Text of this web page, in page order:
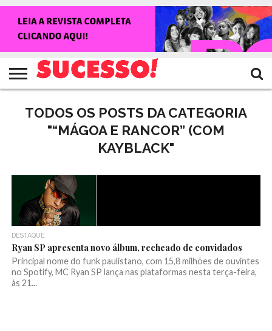
NOTÍCIAS
SHOWS
ENTREVISTAS
CLIQUES
RANKING
CROWLEY
TV
SUCESSO!
REVISTA
SUCESSO!
TODOS OS POSTS DA CATEGORIA
"“MÁGOA E RANCOR” (COM
KAYBLACK"
DESTAQUE
Ryan SP apresenta novo álbum, recheado de convidados
Principal nome do funk paulistano, com 15,8 milhões de ouvintes
no Spotify, MC Ryan SP lança nas plataformas nesta terça-feira,
às 21...